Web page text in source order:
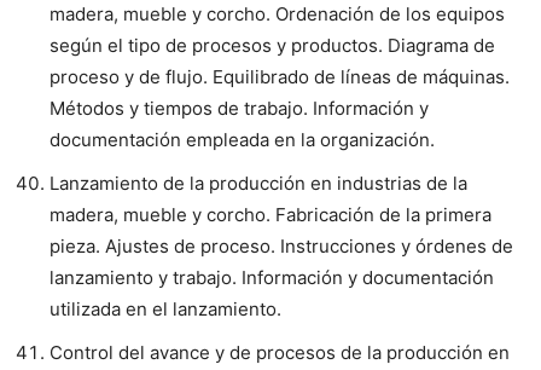
madera, mueble y corcho. Ordenación de los equipos
según el tipo de procesos y productos. Diagrama de
proceso y de flujo. Equilibrado de líneas de máquinas.
Métodos y tiempos de trabajo. Información y
documentación empleada en la organización.
Lanzamiento de la producción en industrias de la
madera, mueble y corcho. Fabricación de la primera
pieza. Ajustes de proceso. Instrucciones y órdenes de
lanzamiento y trabajo. Información y documentación
utilizada en el lanzamiento.
Control del avance y de procesos de la producción en